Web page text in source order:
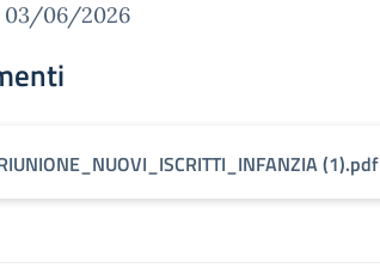
03/06/2026
(1).pdf